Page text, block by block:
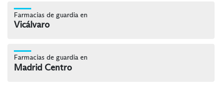
Farmacias de guardia en
Vicálvaro
Farmacias de guardia en
Madrid Centro